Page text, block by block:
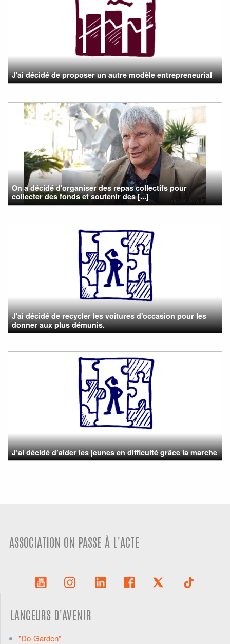
J'ai décidé de proposer un autre modèle entrepreneurial
On a décidé d'organiser des repas collectifs pour
collecter des fonds et soutenir des [...]
J'ai décidé de recycler les voitures d'occasion pour les
donner aux plus démunis.
J’ai décidé d’aider les jeunes en difficulté grâce la marche
ASSOCIATION ON PASSE À L'ACTE
LANCEURS D'AVENIR
"Do-Garden"